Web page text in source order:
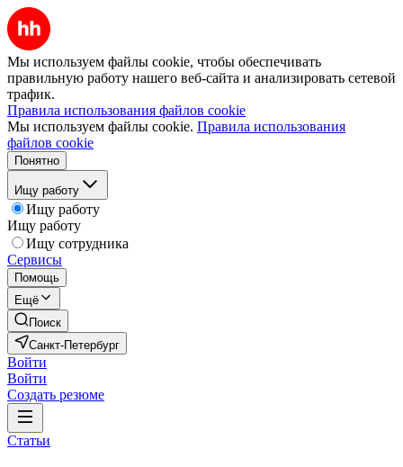
Мы используем файлы cookie, чтобы обеспечивать
правильную работу нашего веб-сайта и анализировать сетевой
трафик.
Правила использования файлов cookie
Мы используем файлы cookie. Правила использования
файлов cookie
Понятно
Ищу работу
Ищу работу
Ищу работу
Ищу сотрудника
Сервисы
Помощь
Ещё
Поиск
Санкт-Петербург
Войти
Войти
Создать резюме
Статьи